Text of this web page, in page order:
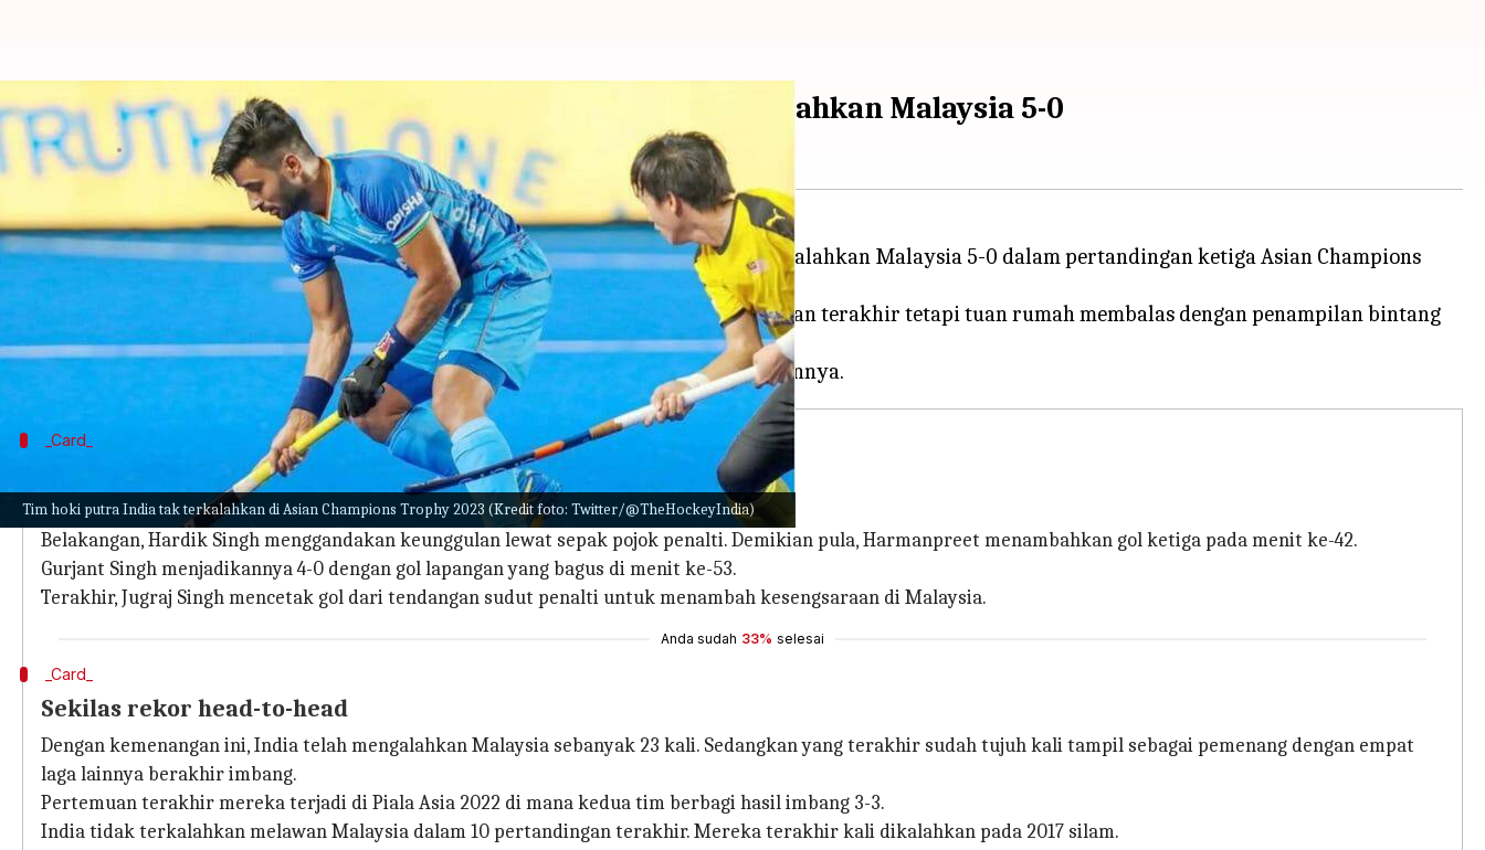
Tim hoki putra India tak terkalahkan di Asian Champions Trophy 2023 (Kredit foto: Twitter/@TheHockeyIndia)
Asian Champions Trophy: Tim hoki putra India mengalahkan Malaysia 5-0
menulis Bob Aug 08, 2023 12:22 pm
Apa ceritanya
Tim hoki putra India kembali ke jalur kemenangan dengan gaya saat mereka mengalahkan Malaysia 5-0 dalam pertandingan ketiga Asian Champions
Trophy di Stadion Walikota Radhakrishnan di Chennai.
Semangat turun setelah mereka bermain imbang 1-1 melawan Jepang di pertandingan terakhir tetapi tuan rumah membalas dengan penampilan bintang
lima.
_Card_
Bagaimana pertandingannya berlangsung?
Adalah anak lokal Karthi Selvam yang memberi India keunggulan pada menit ke-15.
Belakangan, Hardik Singh menggandakan keunggulan lewat sepak pojok penalti. Demikian pula, Harmanpreet menambahkan gol ketiga pada menit ke-42.
Gurjant Singh menjadikannya 4-0 dengan gol lapangan yang bagus di menit ke-53.
Terakhir, Jugraj Singh mencetak gol dari tendangan sudut penalti untuk menambah kesengsaraan di Malaysia.
Anda sudah 33% selesai
_Card_
Sekilas rekor head-to-head
Dengan kemenangan ini, India telah mengalahkan Malaysia sebanyak 23 kali. Sedangkan yang terakhir sudah tujuh kali tampil sebagai pemenang dengan empat
laga lainnya berakhir imbang.
Pertemuan terakhir mereka terjadi di Piala Asia 2022 di mana kedua tim berbagi hasil imbang 3-3.
India tidak terkalahkan melawan Malaysia dalam 10 pertandingan terakhir. Mereka terakhir kali dikalahkan pada 2017 silam.